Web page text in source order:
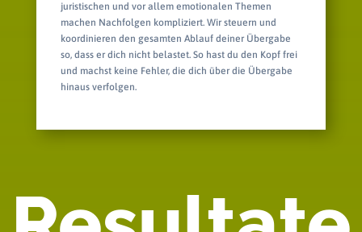
juristischen und vor allem emotionalen Themen
machen Nachfolgen kompliziert. Wir steuern und
koordinieren den gesamten Ablauf deiner Übergabe
so, dass er dich nicht belastet. So hast du den Kopf frei
und machst keine Fehler, die dich über die Übergabe
hinaus verfolgen.